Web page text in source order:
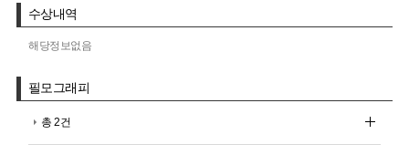
수상내역
해당정보없음
필모그래피
총 2건